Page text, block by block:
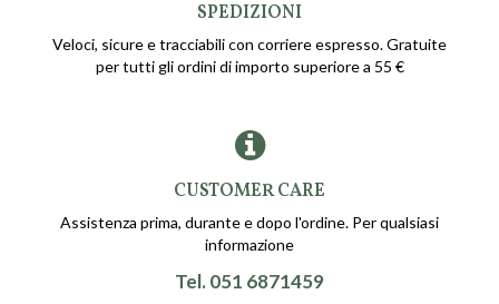
SPEDIZIONI
Veloci, sicure e tracciabili con corriere espresso. Gratuite
per tutti gli ordini di importo superiore a 55 €
CUSTOMER CARE
Assistenza prima, durante e dopo l'ordine. Per qualsiasi
informazione
Tel. 051 6871459